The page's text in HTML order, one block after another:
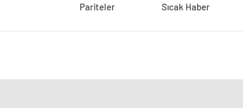
Pariteler
Sıcak Haber